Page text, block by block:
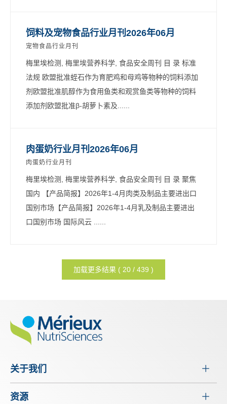
饲料及宠物食品行业月刊2026年06月
宠物食品行业月刊
梅里埃检测, 梅里埃营养科学, 食品安全周刊 目 录 标准
法规 欧盟批准蛭石作为育肥鸡和母鸡等物种的饲料添加
剂欧盟批准肌醇作为食用鱼类和观赏鱼类等物种的饲料
添加剂欧盟批准β-胡萝卜素及......
肉蛋奶行业月刊2026年06月
肉蛋奶行业月刊
梅里埃检测, 梅里埃营养科学, 食品安全周刊 目 录 聚焦
国内 【产品简报】2026年1-4月肉类及制品主要进出口
国别市场【产品简报】2026年1-4月乳及制品主要进出
口国别市场 国际风云 ......
加载更多结果 ( 20 / 439 )
关于我们
资源